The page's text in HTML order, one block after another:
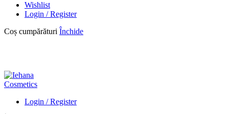
Wishlist
Login / Register
Coș cumpărături Închide
Login / Register